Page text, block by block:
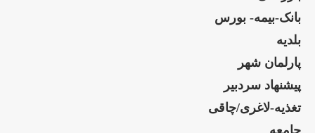
بانک-بیمه- بورس
بلدیه
پارلمان شهر
پیشنهاد سردبیر
تغذیه-لاغری/چاقی
جامعه